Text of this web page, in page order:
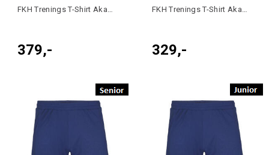
FKH Trenings T-Shirt Akademiet
379,-
FKH Trenings T-Shirt Akademiet
329,-